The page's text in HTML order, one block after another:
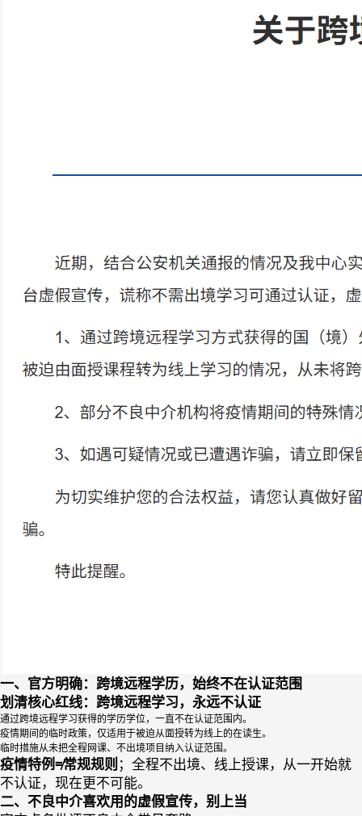
一、官方明确：跨境远程学历，始终不在认证范围
划清核心红线：跨境远程学习，永远不认证
通过跨境远程学习获得的学历学位，一直不在认证范围内。
疫情期间的临时政策，仅适用于被迫从面授转为线上的在读生。
临时措施从未把全程网课、不出境项目纳入认证范围。
疫情特例≠常规规则 ；全程不出境、线上授课，从一开始就
不认证，现在更不可能。
二、不良中介喜欢用的虚假宣传，别上当